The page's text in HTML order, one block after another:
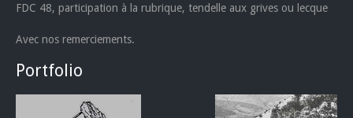
FDC 48, participation à la rubrique, tendelle aux grives ou lecque
Avec nos remerciements.
Portfolio